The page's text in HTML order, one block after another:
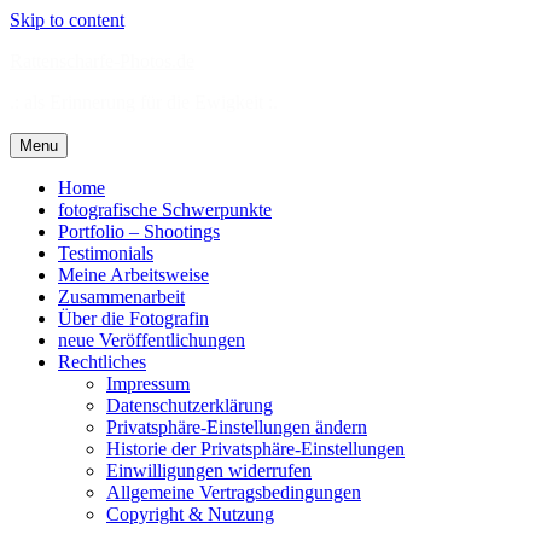
Skip to content
Menu
Home
fotografische Schwerpunkte
Portfolio – Shootings
Testimonials
Meine Arbeitsweise
Zusammenarbeit
Über die Fotografin
neue Veröffentlichungen
Rechtliches
Impressum
Datenschutzerklärung
Privatsphäre-Einstellungen ändern
Historie der Privatsphäre-Einstellungen
Einwilligungen widerrufen
Allgemeine Vertragsbedingungen
Copyright & Nutzung